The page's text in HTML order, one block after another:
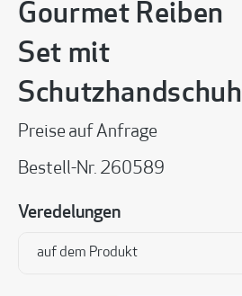
Gourmet Reiben
Set mit
Schutzhandschuh
Preise auf Anfrage
Bestell-Nr. 260589
Veredelungen
auf dem Produkt